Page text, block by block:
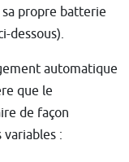
propre batterie
dessous).
automatique
que le
de façon
: